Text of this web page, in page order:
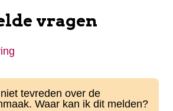
vragen
tevreden over de
Waar kan ik dit melden?